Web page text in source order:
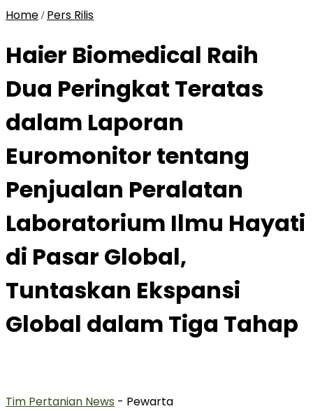
Home / Pers Rilis
Haier Biomedical Raih
Dua Peringkat Teratas
dalam Laporan
Euromonitor tentang
Penjualan Peralatan
Laboratorium Ilmu Hayati
di Pasar Global,
Tuntaskan Ekspansi
Global dalam Tiga Tahap
Tim Pertanian News - Pewarta